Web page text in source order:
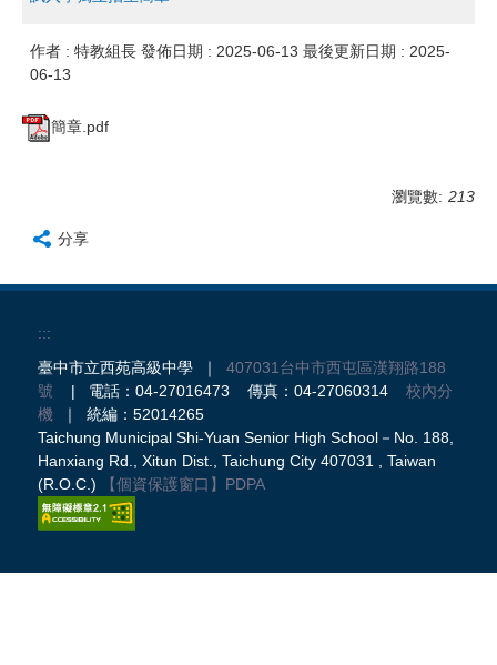
作者 : 特教組長 發佈日期 : 2025-06-13 最後更新日期 : 2025-
06-13
簡章.pdf
瀏覽數: 213
分享
:::
臺中市立西苑高級中學 ｜ 407031台中市西屯區漢翔路188
號 | 電話：04-27016473 傳真：04-27060314 校內分
機 ｜ 統編：52014265
Taichung Municipal Shi-Yuan Senior High School－No. 188,
Hanxiang Rd., Xitun Dist., Taichung City 407031 , Taiwan
(R.O.C.)
【個資保護窗口】 PDPA